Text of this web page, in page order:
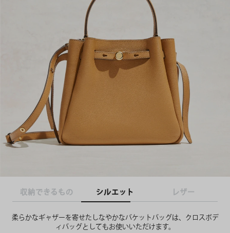
収納できるもの シルエット レザー
柔らかなギャザーを寄せたしなやかなバケットバッグは、クロスボデ
ィバッグとしてもお使いいただけます。